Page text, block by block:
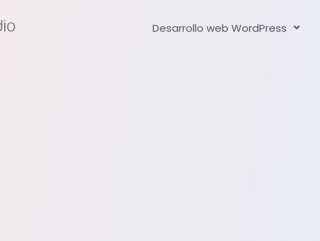
Desarrollo web WordPress